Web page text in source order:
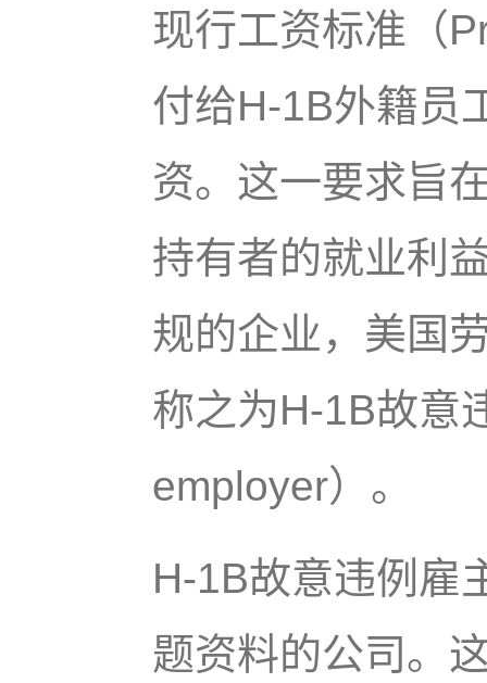
现行工资标准（
付给H-1B外籍员
资。这一要求旨
持有者的就业利
规的企业，美国
称之为H-1B故意
employer）。
H-1B故意违例雇
题资料的公司。